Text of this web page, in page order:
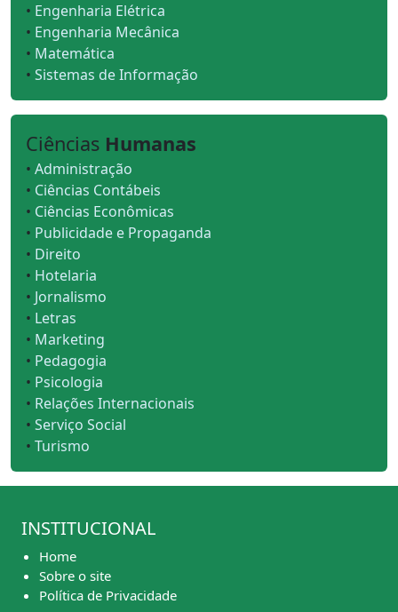
• Engenharia Elétrica
• Engenharia Mecânica
• Matemática
• Sistemas de Informação
Ciências Humanas
• Administração
• Ciências Contábeis
• Ciências Econômicas
• Publicidade e Propaganda
• Direito
• Hotelaria
• Jornalismo
• Letras
• Marketing
• Pedagogia
• Psicologia
• Relações Internacionais
• Serviço Social
• Turismo
INSTITUCIONAL
Home
Sobre o site
Política de Privacidade